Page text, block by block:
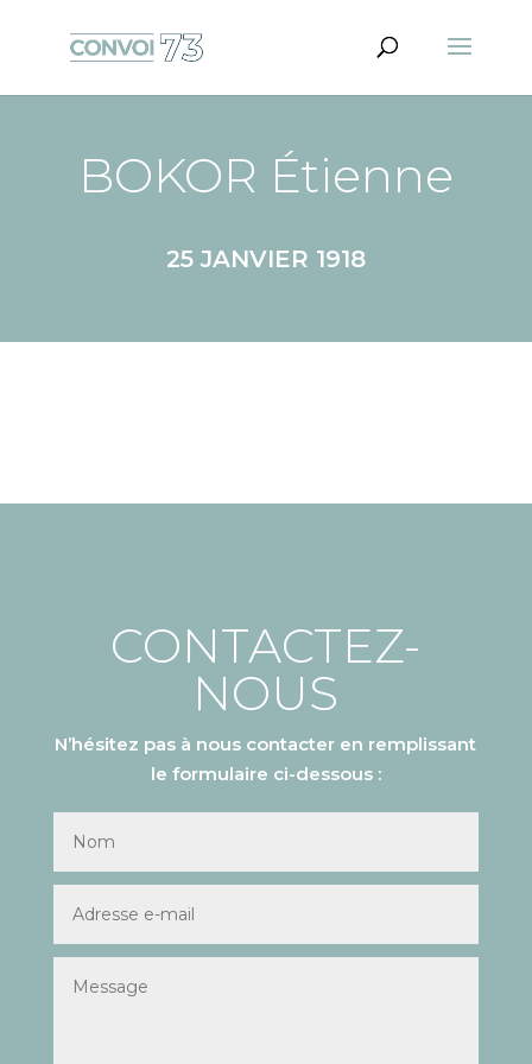
BOKOR Étienne
25 JANVIER 1918
CONTACTEZ-
NOUS
N’hésitez pas à nous contacter en remplissant
le formulaire ci-dessous :